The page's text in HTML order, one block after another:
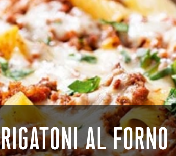
RIGATONI AL FORNO